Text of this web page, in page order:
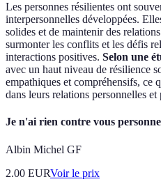
Les personnes résilientes ont
interpersonnelles développées.
solides et de maintenir des
surmonter les conflits et les défis
interactions positives. Selon une
avec un haut niveau de résilience
empathiques et compréhensifs, ce
dans leurs relations personnelles et
Je n'ai rien contre vous
Albin Michel GF
2.00 EURVoir le prix